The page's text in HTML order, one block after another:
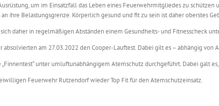
um im Einsatzfall das Leben eines Feuerwehrmitgliedes zu
ihre Belastungsgrenze. Körperlich gesund und fit zu sein ist daher oberstes
daher in regelmäßigen Abständen einem Gesundheits- und Fitnesscheck
absolvierten am 27.03.2022 den Cooper-Lauftest. Dabei gilt es – abhängig
unter umluftunabhängigem Atemschutz durchgeführt. Dabei galt
Feuerwehr Rutzendorf wieder Top Fit für den Atemschutzeinsatz.